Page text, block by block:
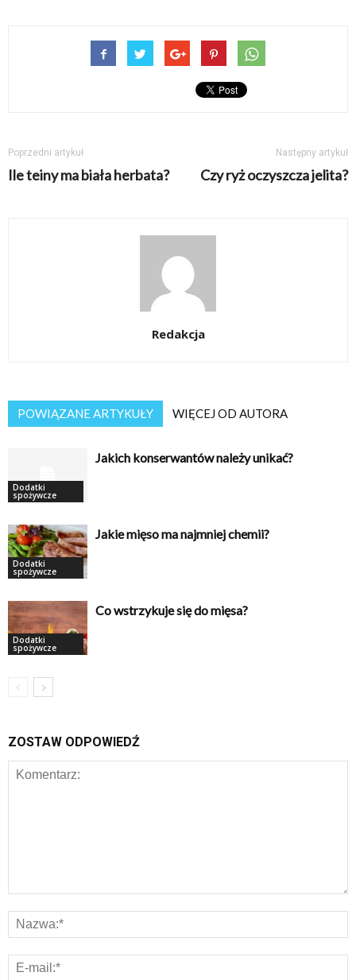
Poprzedni artykuł
Ile teiny ma biała herbata?
Następny artykuł
Czy ryż oczyszcza jelita?
Redakcja
POWIĄZANE ARTYKUŁY WIĘCEJ OD AUTORA
Dodatki
spożywcze
Jakich konserwantów należy unikać?
Dodatki
spożywcze
Jakie mięso ma najmniej chemii?
Dodatki
spożywcze
Co wstrzykuje się do mięsa?
ZOSTAW ODPOWIEDŹ